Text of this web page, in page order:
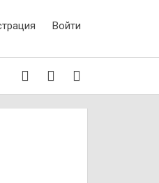
Войти